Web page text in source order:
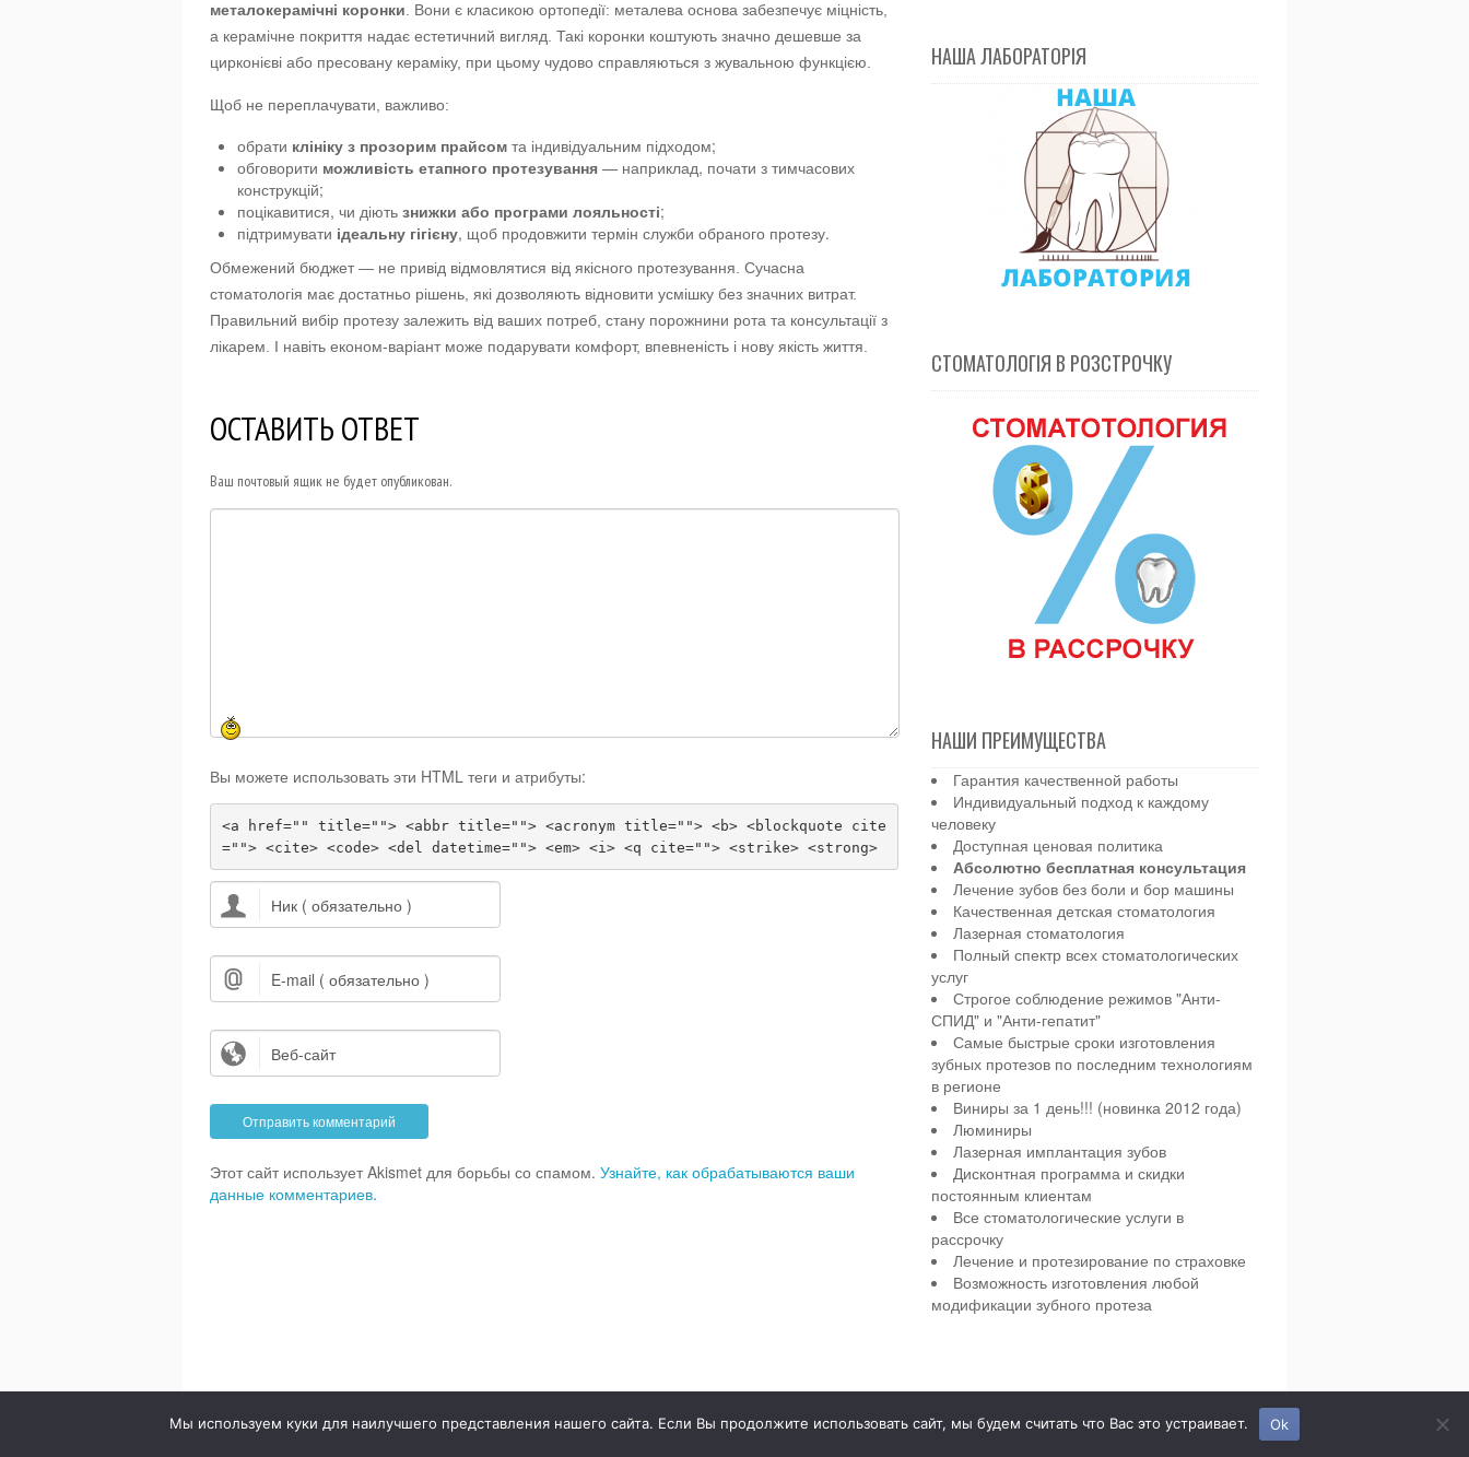
металокерамічні коронки . Вони є класикою ортопедії: металева основа забезпечує міцність,
а керамічне покриття надає естетичний вигляд. Такі коронки коштують значно дешевше за
цирконієві або пресовану кераміку, при цьому чудово справляються з жувальною функцією.
Щоб не переплачувати, важливо:
обрати клініку з прозорим прайсом та індивідуальним підходом;
обговорити можливість етапного протезування — наприклад, почати з тимчасових
конструкцій;
поцікавитися, чи діють знижки або програми лояльності;
підтримувати ідеальну гігієну, щоб продовжити термін служби обраного протезу.
Обмежений бюджет — не привід відмовлятися від якісного протезування. Сучасна
стоматологія має достатньо рішень, які дозволяють відновити усмішку без значних витрат.
Правильний вибір протезу залежить від ваших потреб, стану порожнини рота та консультації з
лікарем. І навіть економ-варіант може подарувати комфорт, впевненість і нову якість життя.
ОСТАВИТЬ ОТВЕТ
Ваш почтовый ящик не будет опубликован.
Вы можете использовать эти HTML теги и атрибуты:
<a href="" title=""> <abbr title=""> <acronym title=""> <b> <blockquote cite
=""> <cite> <code> <del datetime=""> <em> <i> <q cite=""> <strike> <strong>
Этот сайт использует Akismet для борьбы со спамом. Узнайте, как обрабатываются ваши
данные комментариев.
НАША ЛАБОРАТОРІЯ
СТОМАТОЛОГІЯ В РОЗСТРОЧКУ
НАШИ ПРЕИМУЩЕСТВА
Гарантия качественной работы
Индивидуальный подход к каждому
человеку
Доступная ценовая политика
Абсолютно бесплатная консультация
Лечение зубов без боли и бор машины
Качественная детская стоматология
Лазерная стоматология
Полный спектр всех стоматологических
услуг
Строгое соблюдение режимов "Анти-
СПИД" и "Анти-гепатит"
Самые быстрые сроки изготовления
зубных протезов по последним технологиям
в регионе
Виниры за 1 день!!! (новинка 2012 года)
Люминиры
Лазерная имплантация зубов
Дисконтная программа и скидки
постоянным клиентам
Все стоматологические услуги в
рассрочку
Лечение и протезирование по страховке
Возможность изготовления любой
модификации зубного протеза
Детская и взрослая стоматология в городе Сумы.
Мы используем куки для наилучшего представления нашего сайта. Если Вы продолжите использовать сайт, мы будем считать что Вас это устраивает. Ok